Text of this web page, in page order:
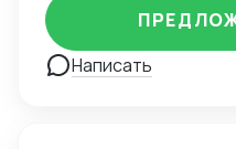
нашими
100 сотрудников из
Dragon International
Написать